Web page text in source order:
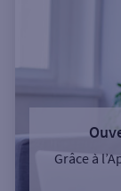
Grâce à